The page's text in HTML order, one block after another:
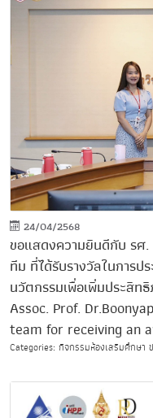
24/04/2568
ขอแสดงความยินดีกับ ร
ทีม ที่ได้รับรางวัลในการป
นวัตกรรมเพื่อเพิ่มประสิท
Assoc. Prof.
team for receiving an
Categories: กิจกรรมห้องเสริมศึกษา